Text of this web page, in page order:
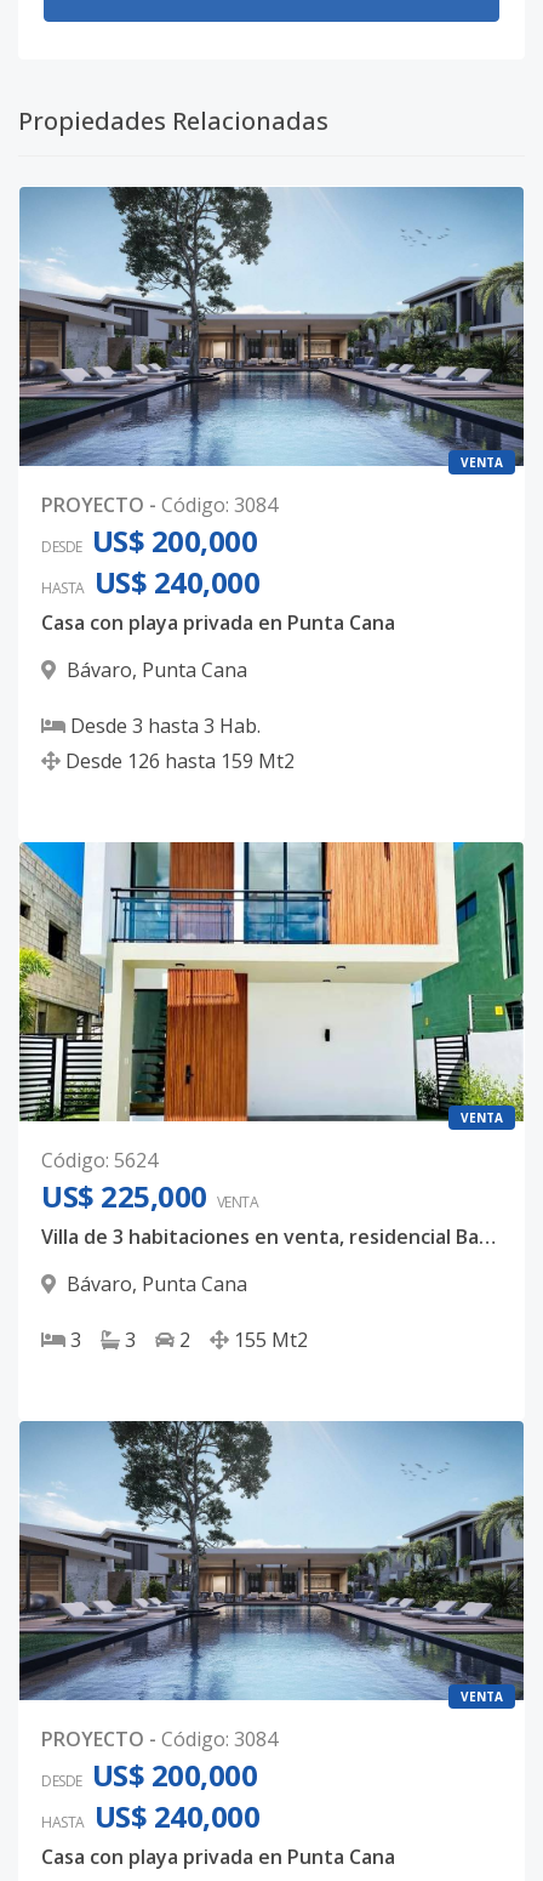
Propiedades Relacionadas
VENTA
PROYECTO - Código: 3084
DESDE US$ 200,000
HASTA US$ 240,000
Casa con playa privada en Punta Cana
Bávaro, Punta Cana
Desde 3 hasta 3 Hab.
Desde 126 hasta 159 Mt2
VENTA
Código: 5624
US$ 225,000 VENTA
Villa de 3 habitaciones en venta, residencial Bavaro Punta Cana con piscina incluida.
Bávaro, Punta Cana
3 3 2 155 Mt2
VENTA
PROYECTO - Código: 3084
DESDE US$ 200,000
HASTA US$ 240,000
Casa con playa privada en Punta Cana